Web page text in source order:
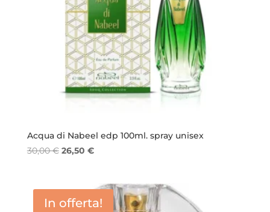
Acqua di Nabeel edp 100ml. spray unisex
30,00€ Il
era:
30,00 €.
26,50 €Il
è:
26,50 €.
In offerta!